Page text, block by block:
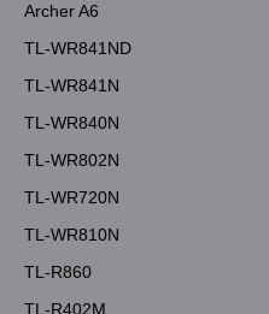
Archer A6
TL-WR841ND
TL-WR841N
TL-WR840N
TL-WR802N
TL-WR720N
TL-WR810N
TL-R860
TL-R402M